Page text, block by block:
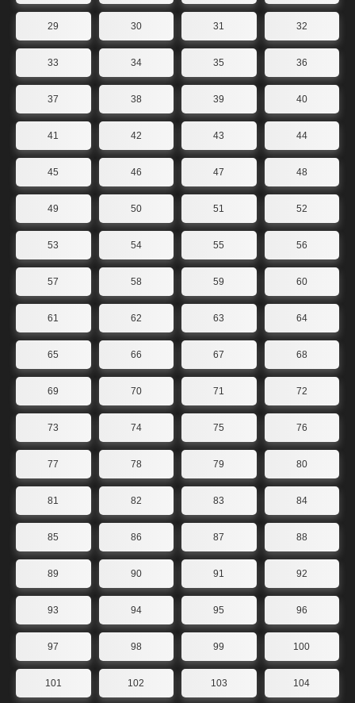
29 30 31 32
33 34 35 36
37 38 39 40
41 42 43 44
45 46 47 48
49 50 51 52
53 54 55 56
57 58 59 60
61 62 63 64
65 66 67 68
69 70 71 72
73 74 75 76
77 78 79 80
81 82 83 84
85 86 87 88
89 90 91 92
93 94 95 96
97 98 99 100
101 102 103 104